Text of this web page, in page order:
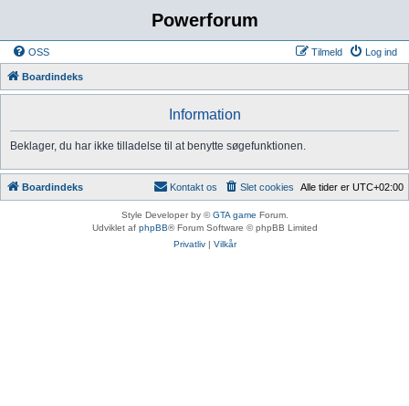
Powerforum
OSS Log ind
Tilmeld
Boardindeks
Information
Beklager, du har ikke tilladelse til at benytte søgefunktionen.
Boardindeks Alle tider er UTC+02:00
Slet cookies
Kontakt os
Style Developer by ©GTA game Forum.
Udviklet af phpBB® Forum Software © phpBB Limited
Privatliv| Vilkår